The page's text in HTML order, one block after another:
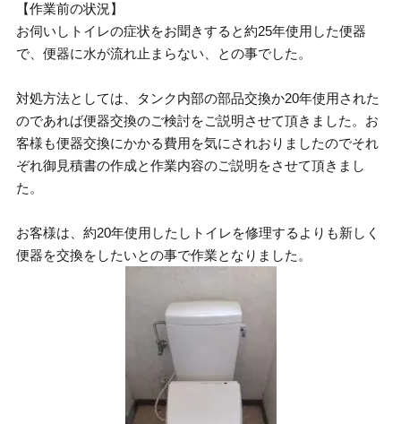
【作業前の状況】
お伺いしトイレの症状をお聞きすると約25年使用した便器
で、便器に水が流れ止まらない、との事でした。
対処方法としては、タンク内部の部品交換か20年使用された
のであれば便器交換のご検討をご説明させて頂きました。お
客様も便器交換にかかる費用を気にされおりましたのでそれ
ぞれ御見積書の作成と作業内容のご説明をさせて頂きまし
た。
お客様は、約20年使用したしトイレを修理するよりも新しく
便器を交換をしたいとの事で作業となりました。